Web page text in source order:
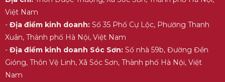
Việt Nam
- Địa điểm kinh doanh:Số 35 Phố Cự Lộc, Phường Thanh
Xuân, Thành phố Hà Nội, Việt Nam
- Địa điểm kinh doanh Sóc Sơn:Số nhà 59b, Đường Đền
Gióng, Thôn Vệ Linh, Xã Sóc Sơn, Thành phố Hà Nội, Việt
Nam